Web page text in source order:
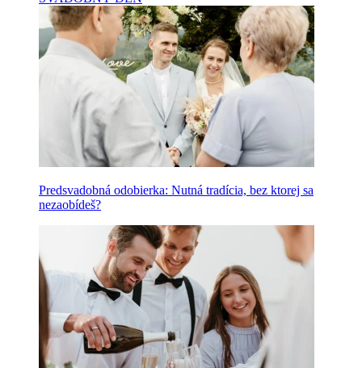
Predsvadobná odobierka: Nutná tradícia, bez ktorej sa
nezaobídeš?